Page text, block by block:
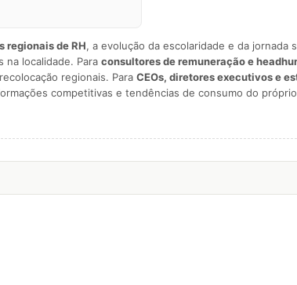
regionais de RH, a evolução da escolaridade e da jornada
localidade. Para consultores de remuneração e
regionais. Para CEOs, diretores executivos e
competitivas e tendências de consumo do